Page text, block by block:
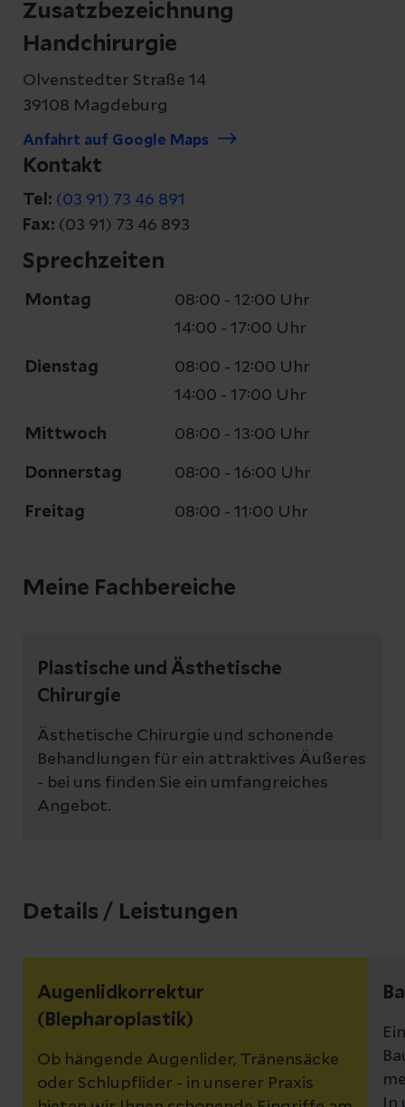
Zusatzbezeichnung
Handchirurgie
Olvenstedter Straße 14
39108 Magdeburg
Anfahrt auf Google Maps
Kontakt
Tel: (03 91) 73 46 891
Fax: (03 91) 73 46 893
Sprechzeiten
Montag
08:00 - 12:00 Uhr
14:00 - 17:00 Uhr
Dienstag
08:00 - 12:00 Uhr
14:00 - 17:00 Uhr
Mittwoch 08:00 - 13:00 Uhr
Donnerstag 08:00 - 16:00 Uhr
Freitag 08:00 - 11:00 Uhr
Meine Fachbereiche
Plastische und Ästhetische
Chirurgie
Ästhetische Chirurgie und schonende
Behandlungen für ein attraktives Äußeres
- bei uns finden Sie ein umfangreiches
Angebot.
Details / Leistungen
Augenlidkorrektur
(Blepharoplastik)
Ob hängende Augenlider, Tränensäcke
oder Schlupflider - in unserer Praxis